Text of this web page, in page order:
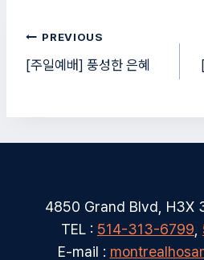
글
탐
PREVIOUS
[주일예배] 풍성한 은혜
4850 Grand Blvd, H3X
TEL : 514-313-6799
E-mail :